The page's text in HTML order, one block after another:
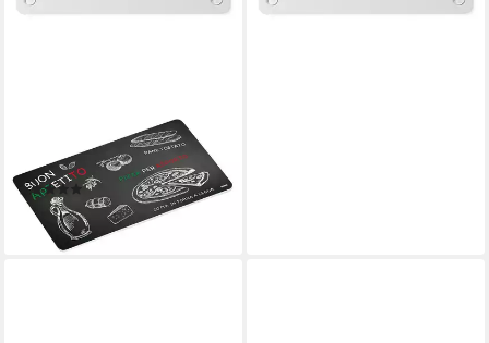
Frühstücksbrettchen,
Melamin, Ristorante, Melamin
(2)
2,64 €
lieferbar - in 3-4 Werktagen bei dir